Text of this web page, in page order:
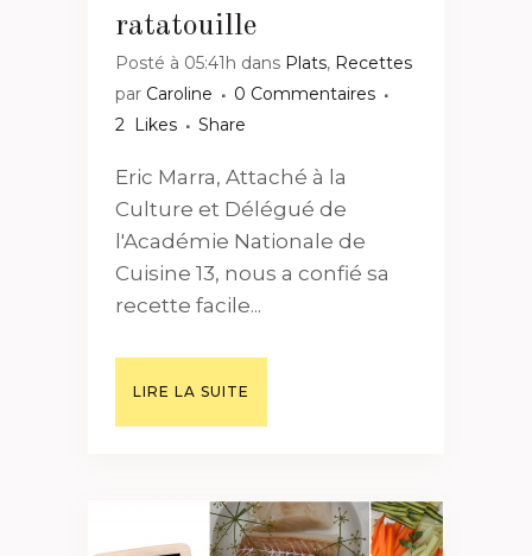
ratatouille
Posté à 05:41h dans Plats, Recettes
par Caroline
0 Commentaires
2 Likes Share
Eric Marra, Attaché à la
Culture et Délégué de
l'Académie Nationale de
Cuisine 13, nous a confié sa
recette facile...
LIRE LA SUITE